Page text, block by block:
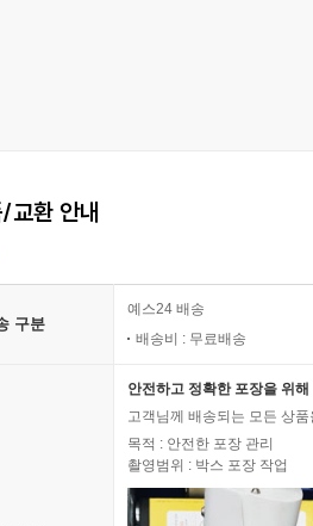
환 안내
구분
예스24 배송
배송비 : 무료배송
안전하고 정확한 포장을 위
고객님께 배송되는 모든 상
목적 : 안전한 포장 관리
촬영범위 : 박스 포장 작업